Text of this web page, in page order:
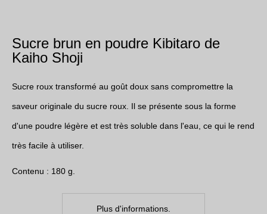
Sucre brun en poudre Kibitaro de
Kaiho Shoji
Sucre roux transformé au goût doux sans compromettre la
saveur originale du sucre roux. Il se présente sous la forme
d'une poudre légère et est très soluble dans l'eau, ce qui le rend
très facile à utiliser.
Contenu : 180 g.
Plus d'informations.